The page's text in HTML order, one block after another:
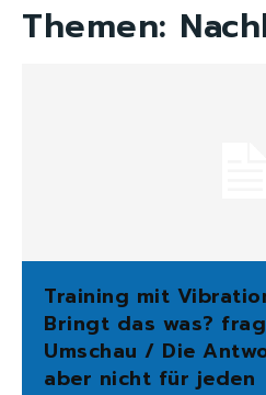
Themen:
Training mit
Bringt das was?
Umschau / Die
aber nicht für jeden